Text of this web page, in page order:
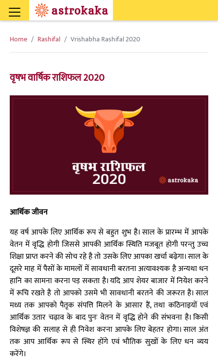
Home Rashifal Vrishabha Rashifal 2020
वृषभ वार्षिक राशिफल 2020
आर्थिक जीवन
यह वर्ष आपके लिए आर्थिक रूप से बहुत शुभ है। साल के प्रारम्भ में आपके
वेतन में वृद्धि होगी जिससे आपकी आर्थिक स्थिति मजबूत होगी परन्तु उच्च
शिक्षा प्राप्त करने की सोच रहे है तो उसके लिए आपका खर्चा बढ़ेगा। साल के
दूसरे माह में पैसों के मामलों में सावधानी बरतना अत्यावश्यक है अन्यथा धन
हानि का सामना करना पड़ सकता है। यदि आप शेयर बाजार में नियेश करने
में रूचि रखते है तो आपको उसमे भी सावधानी बरतने की जरूरत है। साल
मध्य तक आपको पैतृक संपत्ति मिलने के आसार हैं, तथा कठिनाइयों एवं
आर्थिक उतार चढ़ाव के बाद पुनः वेतन में वृद्धि होने की संभवना है। किसी
विशेषज्ञ की सलाह से ही निवेश करना आपके लिए बेहतर होगा। साल अंत
तक आप आर्थिक रूप से स्थिर होंगे एवं भौतिक सुखों के लिए धन व्यय
करेंगे।